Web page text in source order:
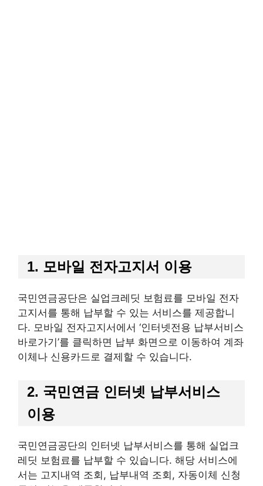
1. 모바일 전자고지서 이용
국민연금공단은 실업크레딧 보험료를 모바일 전자
고지서를 통해 납부할 수 있는 서비스를 제공합니
다. 모바일 전자고지서에서 ‘인터넷전용 납부서비스
바로가기’를 클릭하면 납부 화면으로 이동하여 계좌
이체나 신용카드로 결제할 수 있습니다.
2. 국민연금 인터넷 납부서비스
이용
국민연금공단의 인터넷 납부서비스를 통해 실업크
레딧 보험료를 납부할 수 있습니다. 해당 서비스에
서는 고지내역 조회, 납부내역 조회, 자동이체 신청